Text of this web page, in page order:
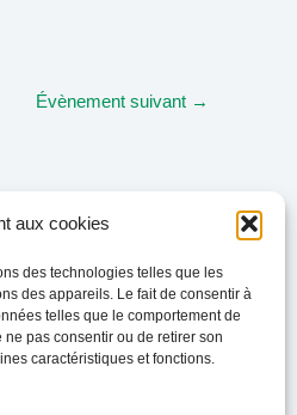
aux cookies
des technologies telles que les
des appareils. Le fait de consentir à
telles que le comportement de
pas consentir ou de retirer son
caractéristiques et fonctions.
Évènement suivant →